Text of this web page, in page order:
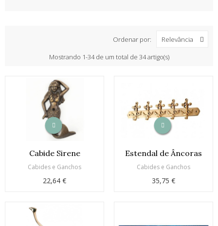
Ordenar por:
Relevância
Mostrando 1-34 de um total de 34 artigo(s)
Cabide Sirene
Cabides e Ganchos
22,64 €
Estendal de Âncoras
Cabides e Ganchos
35,75 €